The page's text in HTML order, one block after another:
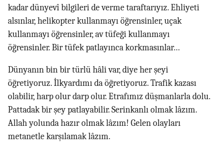
kadar dünyevî bilgileri de verme taraftarıyız. Ehliyeti
alsınlar, helikopter kullanmayı öğrensinler, uçak
kullanmayı öğrensinler, av tüfeği kullanmayı
öğrensinler. Bir tüfek patlayınca korkmasınlar…
Dünyanın bin bir türlü hâli var, diye her şeyi
öğretiyoruz. İlkyardımı da öğretiyoruz. Trafik kazası
olabilir, harp olur darp olur. Etrafımız düşmanlarla dolu.
Pattadak bir şey patlayabilir. Serinkanlı olmak lâzım.
Allah yolunda hazır olmak lâzım! Gelen olayları
metanetle karşılamak lâzım.